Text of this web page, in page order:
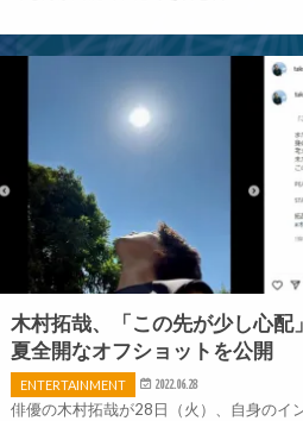
木村拓哉、「この先が少し心配
夏全開なオフショットを公開
ENTERTAINMENT 2022.06.28
俳優の木村拓哉が28日（火）、自身のイ